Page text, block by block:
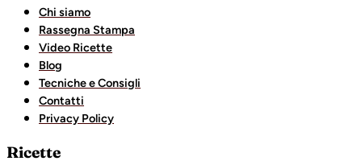
Chi siamo
Rassegna Stampa
Video Ricette
Blog
Tecniche e Consigli
Contatti
Privacy Policy
Ricette